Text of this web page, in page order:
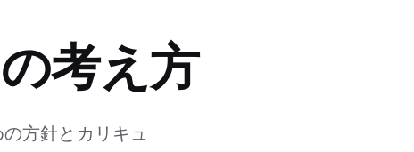
考え方
方針とカリキュ